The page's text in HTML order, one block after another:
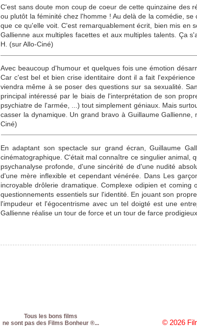
C'est sans doute mon coup de coeur de cette quinzaine des
ou plutôt la féminité chez l'homme ! Au delà de la comédie,
que ce qu'elle voit. C'est remarquablement écrit, bien mis en
Gallienne aux multiples facettes et aux multiples talents. Ça
H. (sur Allo-Ciné)
Avec beaucoup d'humour et quelques fois une émotion
Car c'est bel et bien crise identitaire dont il a fait
viendra même à se poser des questions sur sa sexualité.
principal intéressé par le biais de l'interprétation de son
psychiatre de l'armée, ...) tout simplement géniaux. Mais
casser la dynamique. Un grand bravo à Guillaume
Ciné)
En adaptant son spectacle sur grand écran, Guillaume
cinématographique. C'était mal connaître ce singulier animal,
psychanalyse profonde, d'une sincérité de d'une nudité
d'une mère inflexible et cependant vénérée. Dans Les
incroyable drôlerie dramatique. Complexe odipien et
questionnements essentiels sur l'identité. En jouant son
l'impudeur et l'égocentrisme avec un tel doigté est une
Gallienne réalise un tour de force et un tour de farce
Tous les bons films
ne sont pas des Films Bonheur ®...
© 2026